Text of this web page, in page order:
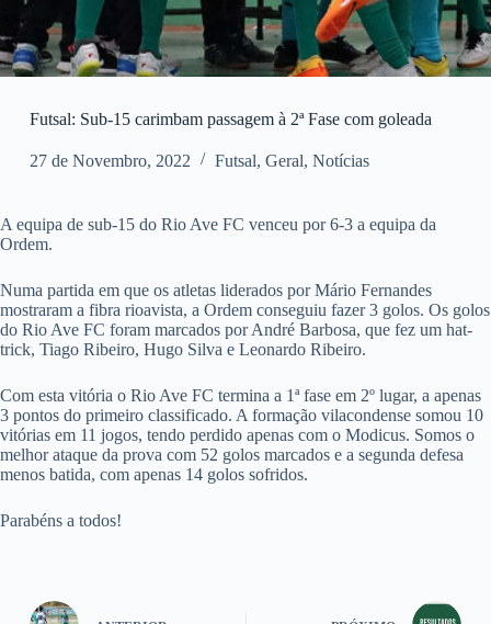
Futsal: Sub-15 carimbam passagem à 2ª Fase com goleada
27 de Novembro, 2022 Futsal, Geral, Notícias
A equipa de sub-15 do Rio Ave FC venceu por 6-3 a equipa da
Ordem.
Numa partida em que os atletas liderados por Mário Fernandes
mostraram a fibra rioavista, a Ordem conseguiu fazer 3 golos. Os golos
do Rio Ave FC foram marcados por André Barbosa, que fez um hat-
trick, Tiago Ribeiro, Hugo Silva e Leonardo Ribeiro.
Com esta vitória o Rio Ave FC termina a 1ª fase em 2º lugar, a apenas
3 pontos do primeiro classificado. A formação vilacondense somou 10
vitórias em 11 jogos, tendo perdido apenas com o Modicus. Somos o
melhor ataque da prova com 52 golos marcados e a segunda defesa
menos batida, com apenas 14 golos sofridos.
Parabéns a todos!